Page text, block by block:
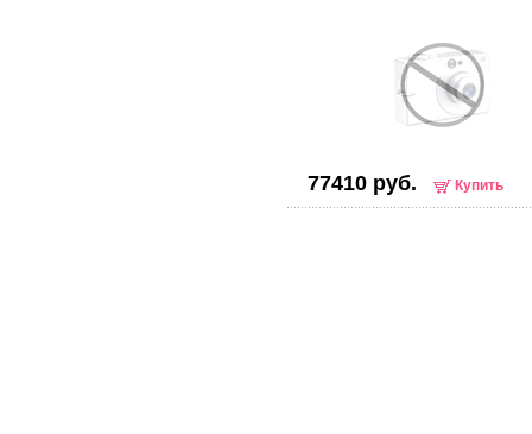
77410 руб. Купить